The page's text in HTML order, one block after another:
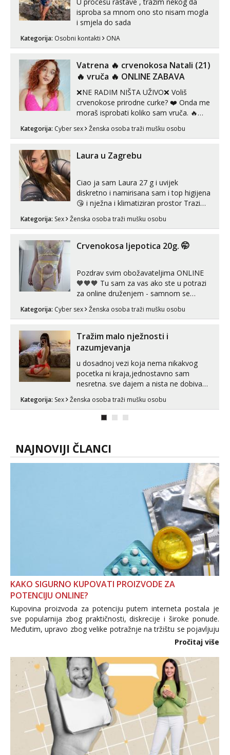
isproba sa mnom ono sto nisam mogla
i smjela do sada
Kategorija: Osobni kontakti ONA
Vatrena ‎️‍🔥 crvenokosa Natali (21)
‎️‍🔥 vruča‎ ️‍🔥 ONLINE ZABAVA
❌NE RADIM NIŠTA UŽIVO❌ Voliš
crvenokose prirodne curke? ❤️ Onda me
moraš isprobati koliko sam vruča.‎ ️‍🔥
MLADA vražica koja ima 100%
prorodne grudi, 💦 Misli su mi uvijek
U mojoj raznolikoj ponudi možeš
pranaći nešto po svojoj mjeri. Sexi videa
Kategorija: Cyber sex Ženska osoba traži mušku osobu
Laura u Zagrebu
Ciao ja sam Laura 27 g i uvijek
diskretno i namirisana sam i top higijena
😘 i nježna i klimatiziran prostor Trazim
Pusenje i gutanje sperme Erotsko rublje
tijelu Iskljucivo neradim analni !!! I
neljubim se Wha...
Kategorija: Sex Ženska osoba traži mušku osobu
Crvenokosa ljepotica 20g. 🤭
Pozdrav svim obožavateljima ONLINE
🧡🧡🧡 Tu sam za vas ako ste u potrazi
za online druženjem - samnom se
možete zabaviti preko videopoziva, ili
ako vam nisam dovoljna radim i u paru i
😉 Radim i vruća tipkanja uz slike i hot
line pozive. Za vas sam pripremila ...
Kategorija: Cyber sex Ženska osoba traži mušku osobu
Tražim malo nježnosti i
razumjevanja
u dosadnoj vezi koja nema nikakvog
pocetka ni kraja,jednostavno sam
nesretna. sve dajem a nista ne dobivam
zadovoljiti moje potrebe,ne trazim puno
samo malo njeznosti i razumjevanja.
muskar...
Kategorija: Sex Ženska osoba traži mušku osobu
NAJNOVIJI ČLANCI
KAKO SIGURNO KUPOVATI PROIZVODE ZA
POTENCIJU ONLINE?
Kupovina proizvoda za potenciju putem interneta postala je
sve popularnija zbog praktičnosti, diskrecije i široke ponude.
Međutim, upravo zbog velike potražnje na tržištu se pojavljuju
i brojni krivotvoreni proizvodi, nepouzdane internetske
Pročitaj više